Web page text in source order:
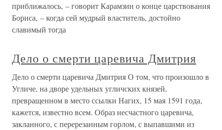
приближалось, – говорит Карамзин о конце царствования
Бориса, – когда сей мудрый властитель, достойно
славимый тогда
Дело о смерти царевича Дмитрия
Дело о смерти царевича Дмитрия О том, что произошло в
Угличе, на дворе удельных угличских князей,
превращенном в место ссылки Нагих, 15 мая 1591 года,
кажется, известно всем. Образ несчастного царевича,
закланного, с перерезанным горлом, с выпавшими из